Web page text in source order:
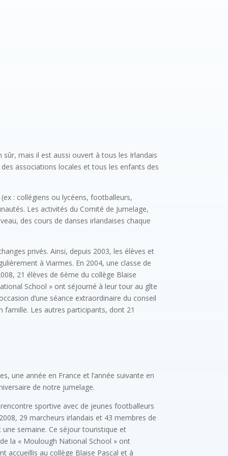
mais il est aussi ouvert à tous les Irlandais
associations locales et tous les enfants des
: collégiens ou lycéens, footballeurs,
Les activités du Comité de Jumelage,
des cours de danses irlandaises chaque
privés. Ainsi, depuis 2003, les élèves et
à Viarmes. En 2004, une classe de
21 élèves de 6ème du collège Blaise
School » ont séjourné à leur tour au gîte
d’une séance extraordinaire du conseil
famille. Les autres participants, dont 21
une année en France et l’année suivante en
de notre jumelage.
sportive avec de jeunes footballeurs
29 marcheurs irlandais et 43 membres de
semaine. Ce séjour touristique et
la « Moulough National School » ont
accueillis au collège Blaise Pascal et à